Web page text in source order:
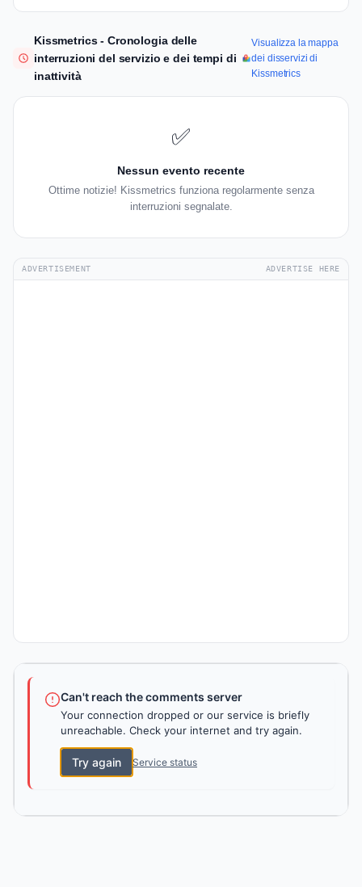
Kissmetrics - Cronologia delle
interruzioni del servizio e dei tempi di
inattività
Visualizza la mappa
dei disservizi di
Kissmetrics
✅
Nessun evento recente
Ottime notizie! Kissmetrics funziona regolarmente senza
interruzioni segnalate.
ADVERTISEMENT ADVERTISE HERE
Can't reach the comments server
Your connection dropped or our service is briefly
unreachable. Check your internet and try again.
Try again Service status